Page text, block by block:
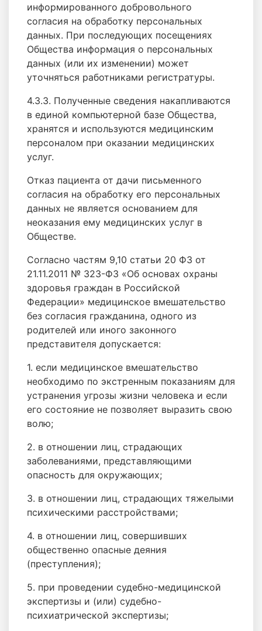
информированного добровольного
согласия на обработку персональных
данных. При последующих посещениях
Общества информация о персональных
данных (или их изменении) может
уточняться работниками регистратуры.
4.3.3. Полученные сведения накапливаются
в единой компьютерной базе Общества,
хранятся и используются медицинским
персоналом при оказании медицинских
услуг.
Отказ пациента от дачи письменного
согласия на обработку его персональных
данных не является основанием для
неоказания ему медицинских услуг в
Обществе.
Согласно частям 9,10 статьи 20 ФЗ от
21.11.2011 № 323-ФЗ «Об основах охраны
здоровья граждан в Российской
Федерации» медицинское вмешательство
без согласия гражданина, одного из
родителей или иного законного
представителя допускается:
1. если медицинское вмешательство
необходимо по экстренным показаниям для
устранения угрозы жизни человека и если
его состояние не позволяет выразить свою
волю;
2. в отношении лиц, страдающих
заболеваниями, представляющими
опасность для окружающих;
3. в отношении лиц, страдающих тяжелыми
психическими расстройствами;
4. в отношении лиц, совершивших
общественно опасные деяния
(преступления);
5. при проведении судебно-медицинской
экспертизы и (или) судебно-
психиатрической экспертизы;